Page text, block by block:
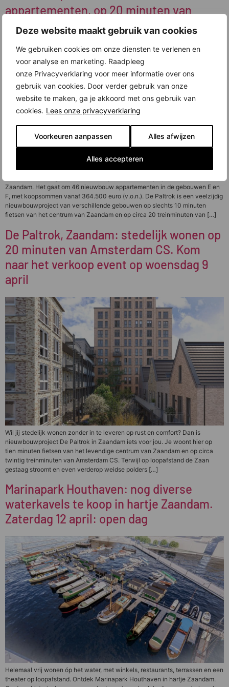
Deze website maakt gebruik van cookies
We gebruiken cookies om onze diensten te verlenen en
voor analyse en marketing. Raadpleeg
onze Privacyverklaring voor meer informatie over ons
gebruik van cookies. Door verder gebruik van onze
website te maken, ga je akkoord met ons gebruik van
cookies. Lees onze privacyverklaring
Voorkeuren aanpassen Alles afwijzen
Alles accepteren
appartementen, op 20 minuten van
Amsterdam CS. Nu in verkoop
Zaandam. Het gaat om 46 nieuwbouw appartementen in de gebouwen E en
F, met koopsommen vanaf 364.500 euro (v.o.n.). De Paltrok is een veelzijdig
nieuwbouwproject van verschillende gebouwen op slechts 10 minuten
fietsen van het centrum van Zaandam en op circa 20 treinminuten van […]
De Paltrok, Zaandam: stedelijk wonen op
20 minuten van Amsterdam CS. Kom
naar het verkoop event op woensdag 9
april
Wil jij stedelijk wonen zonder in te leveren op rust en comfort? Dan is
nieuwbouwproject De Paltrok in Zaandam iets voor jou. Je woont hier op
tien minuten fietsen van het levendige centrum van Zaandam en op circa
twintig treinminuten van Amsterdam CS. Terwijl op loopafstand de Zaan
gestaag stroomt en even verderop weidse polders […]
Marinapark Houthaven: nog diverse
waterkavels te koop in hartje Zaandam.
Zaterdag 12 april: open dag
Helemaal vrij wonen óp het water, met winkels, restaurants, terrassen en een
theater op loopafstand. Ontdek Marinapark Houthaven in hartje Zaandam.